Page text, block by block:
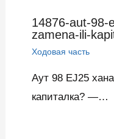
14876-aut-98-
zamena-ili-
Ходовая часть
Аут 98 EJ25
капиталка? —…